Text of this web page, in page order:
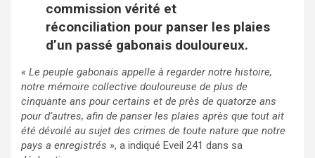
commission vérité et
réconciliation pour panser les plaies
d’un passé gabonais douloureux.
« Le peuple gabonais appelle à regarder notre histoire,
notre mémoire collective douloureuse de plus de
cinquante ans pour certains et de près de quatorze ans
pour d’autres, afin de panser les plaies après que tout ait
été dévoilé au sujet des crimes de toute nature que notre
pays a enregistrés », a indiqué Eveil 241 dans sa